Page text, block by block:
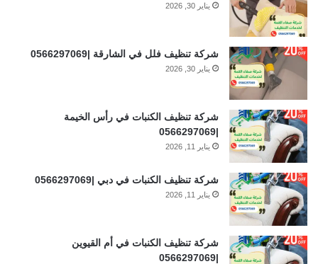
يناير 30, 2026
شركة تنظيف فلل في الشارقة |0566297069
يناير 30, 2026
شركة تنظيف الكنبات في رأس الخيمة
|0566297069
يناير 11, 2026
شركة تنظيف الكنبات في دبي |0566297069
يناير 11, 2026
شركة تنظيف الكنبات في أم القيوين
|0566297069